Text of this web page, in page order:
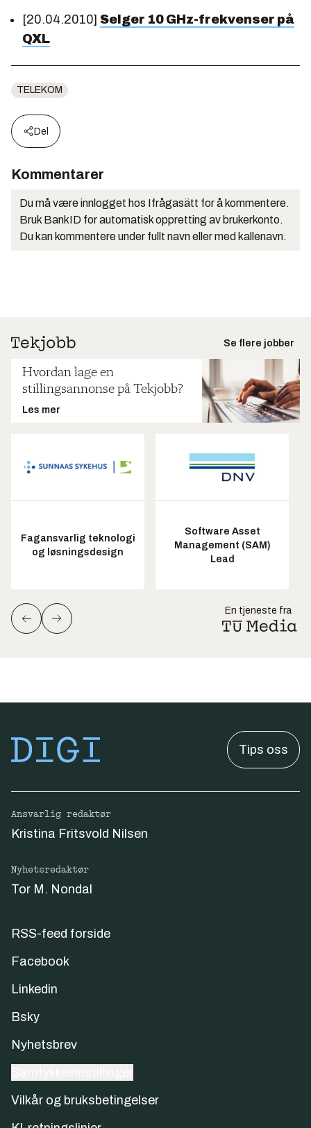
[20.04.2010] Selger 10 GHz-frekvenser på
QXL
TELEKOM
Del
Kommentarer
Du må være innlogget hos Ifrågasätt for å kommentere.
Bruk BankID for automatisk oppretting av brukerkonto.
Du kan kommentere under fullt navn eller med kallenavn.
Se flere jobber
Hvordan lage en
stillingsannonse på Tekjobb?
Les mer
Fagansvarlig teknologi
og løsningsdesign
Software Asset
Management (SAM)
Lead
En tjeneste fra
Tips oss
Ansvarlig redaktør
Kristina Fritsvold Nilsen
Nyhetsredaktør
Tor M. Nondal
RSS-feed forside
Facebook
Linkedin
Bsky
Nyhetsbrev
Vilkår og bruksbetingelser